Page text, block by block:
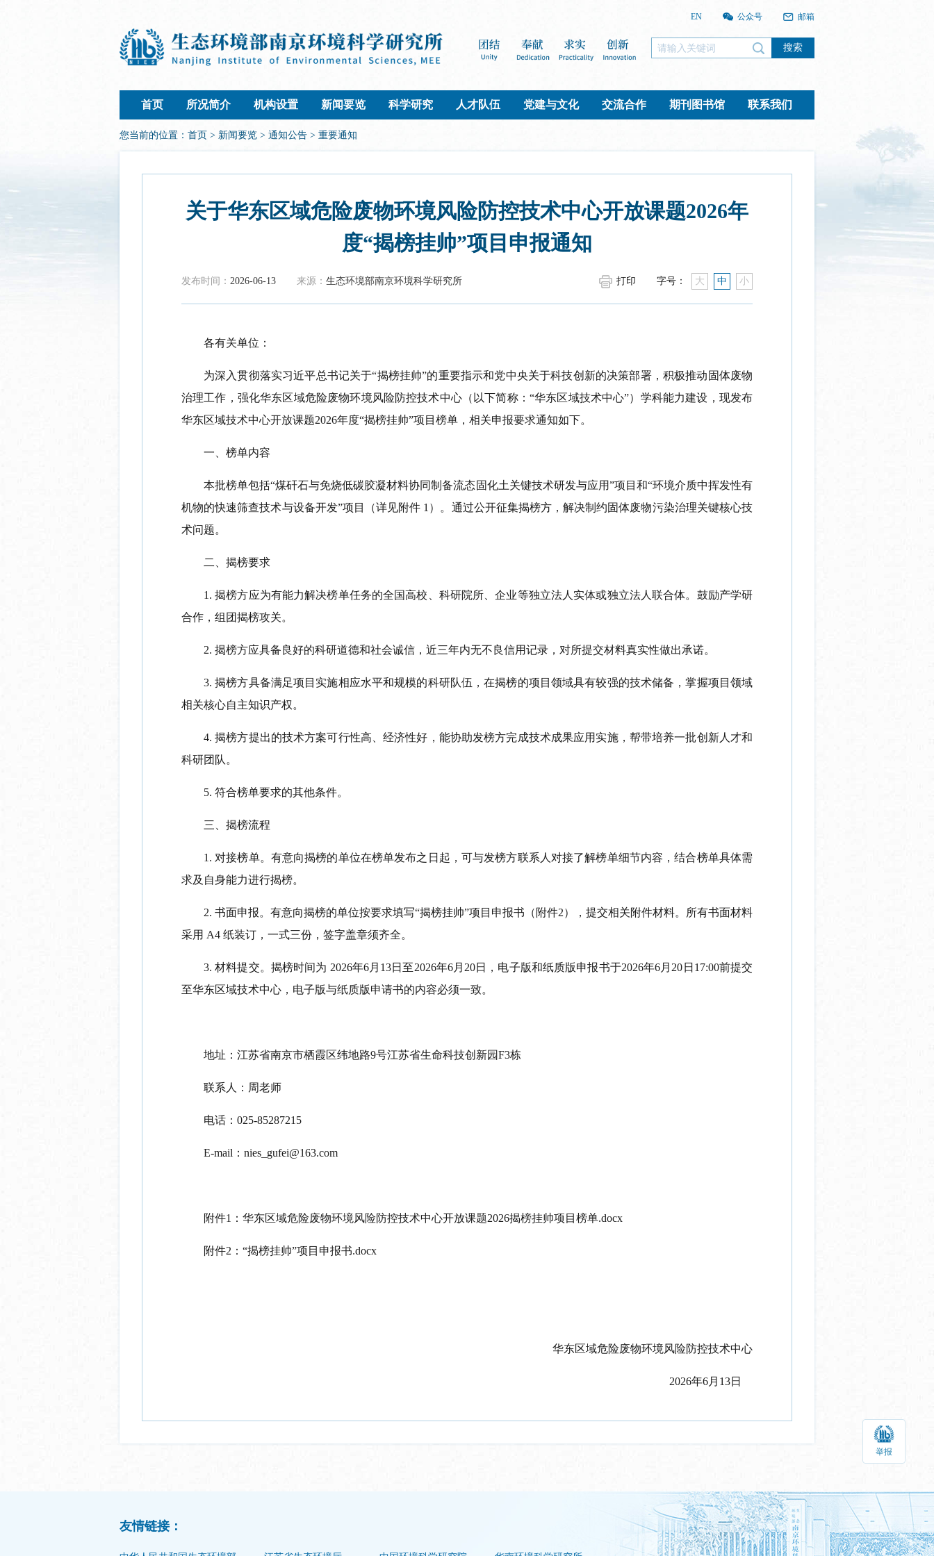
EN 公众号 邮箱
搜索
首页 所况简介 机构设置 新闻要览 科学研究 人才队伍 党建与文化 交流合作 期刊图书馆 联系我们
您当前的位置： 首页 > 新闻要览 > 通知公告 > 重要通知
关于华东区域危险废物环境风险防控技术中心开放课题2026年
度“揭榜挂帅”项目申报通知
发布时间： 2026-06-13 来源： 生态环境部南京环境科学研究所 字号： 大 中 小
打印
各有关单位：
为深入贯彻落实习近平总书记关于“揭榜挂帅”的重要指示和党中央关于科技创新的决策部署，积极推动固体废物
治理工作，强化华东区域危险废物环境风险防控技术中心（以下简称：“华东区域技术中心”）学科能力建设，现发布
华东区域技术中心开放课题2026年度“揭榜挂帅”项目榜单，相关申报要求通知如下。
一、榜单内容
本批榜单包括“煤矸石与免烧低碳胶凝材料协同制备流态固化土关键技术研发与应用”项目和“环境介质中挥发性有
机物的快速筛查技术与设备开发”项目（详见附件 1 ）。通过公开征集揭榜方，解决制约固体废物污染治理关键核心技
术问题。
二、揭榜要求
1.揭榜方应为有能力解决榜单任务的全国高校、科研院所、企业等独立法人实体或独立法人联合体。鼓励产学研
合作，组团揭榜攻关。
2. 揭榜方应具备良好的科研道德和社会诚信，近三年内无不良信用记录，对所提交材料真实性做出承诺。
3.揭榜方具备满足项目实施相应水平和规模的科研队伍，在揭榜的项目领域具有较强的技术储备，掌握项目领域
相关核心自主知识产权。
4.揭榜方提出的技术方案可行性高、经济性好，能协助发榜方完成技术成果应用实施，帮带培养一批创新人才和
科研团队。
5. 符合榜单要求的其他条件。
三、揭榜流程
1. 对接榜单。有意向揭榜的单位在榜单发布之日起，可与发榜方联系人对接了解榜单细节内容，结合榜单具体需
求及自身能力进行揭榜。
2. 书面申报。有意向揭榜的单位按要求填写“揭榜挂帅”项目申报书（附件2），提交相关附件材料。所有书面材料
采用 A4 纸装订，一式三份，签字盖章须齐全。
3.材料提交。揭榜时间为 2026年6月 13日至2026年6月 20日，电子版和纸质版申报书于2026年6月 20 日 17:00前提交
至华东区域技术中心，电子版与纸质版申请书的内容必须一致。
地址：江苏省南京市栖霞区纬地路9号江苏省生命科技创新园F3栋
联系人：周老师
电话： 025-85287215
E-mail ： nies_gufei@163.com
附件1 ： 华东区域危险废物环境风险防控技术中心开放课题2026揭榜挂帅项目榜单.docx
附件2 ： “揭榜挂帅”项目申报书.docx
华东区域危险废物环境风险防控技术中心
2026年6月 13日
友情链接：
举报